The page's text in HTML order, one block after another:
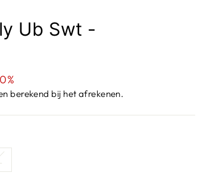
Ub Swt -
berekend bij het afrekenen.